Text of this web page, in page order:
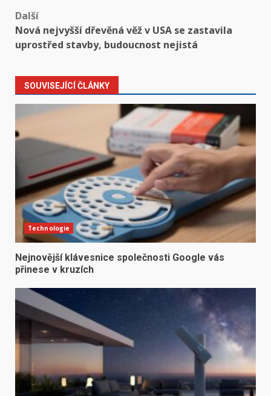
Další
Nová nejvyšší dřevěná věž v USA se zastavila
uprostřed stavby, budoucnost nejistá
SOUVISEJÍCÍ ČLÁNKY
Technologie
Nejnovější klávesnice společnosti Google vás
přinese v kruzích